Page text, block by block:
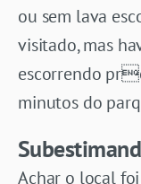
ou sem lava
visitado, mas
escorrendo
minutos do
Achar o local